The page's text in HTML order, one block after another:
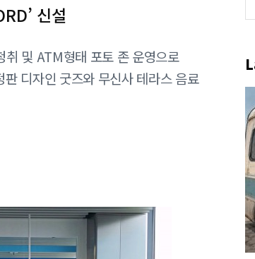
신설
및 ATM형태 포토 존 운영으로
디자인 굿즈와 무신사 테라스 음료